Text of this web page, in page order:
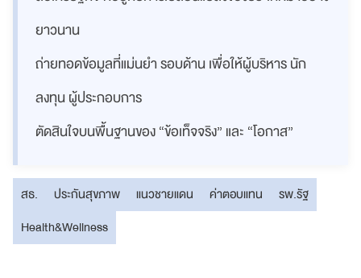
ยาวนาน
ถ่ายทอดข้อมูลที่แม่นยำ รอบด้าน เพื่อให้ผู้บริหาร นัก
ลงทุน ผู้ประกอบการ
ตัดสินใจบนพื้นฐานของ “ข้อเท็จจริง” และ “โอกาส”
สธ. ประกันสุขภาพ แนวชายแดน ค่าตอบแทน
รพ.รัฐ
Health&Wellness